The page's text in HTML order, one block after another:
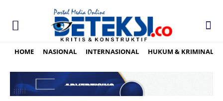
HOME NASIONAL INTERNASIONAL HUKUM & KRIMINAL